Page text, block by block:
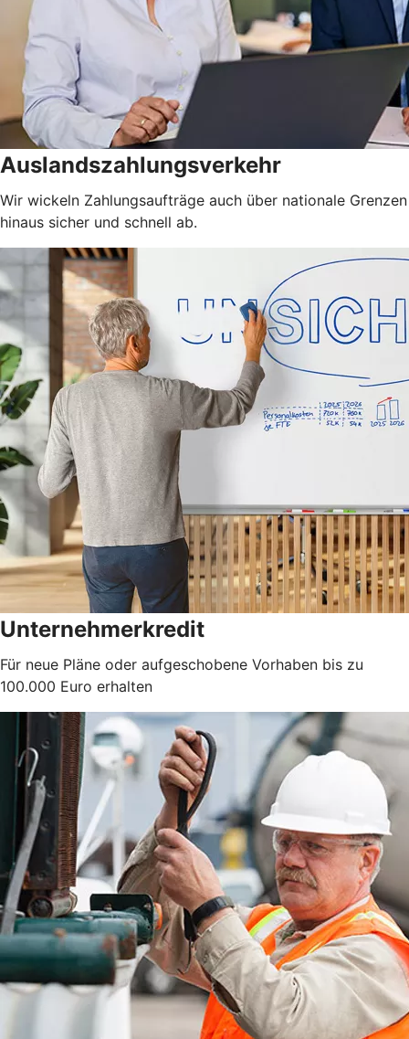
Auslandszahlungsverkehr
Wir wickeln Zahlungsaufträge auch über nationale Grenzen
hinaus sicher und schnell ab.
Unternehmerkredit
Für neue Pläne oder aufgeschobene Vorhaben bis zu
100.000 Euro erhalten